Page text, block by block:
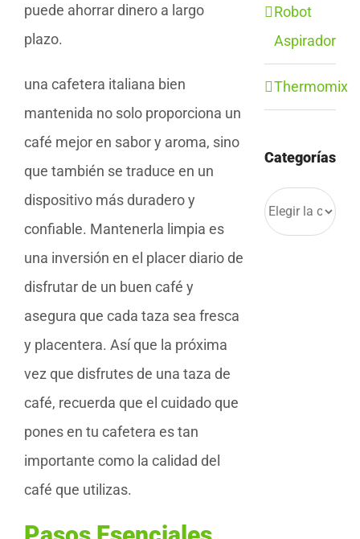
puede ahorrar dinero a largo
plazo.
una cafetera italiana bien
mantenida no solo proporciona un
café mejor en sabor y aroma, sino
que también se traduce en un
dispositivo más duradero y
confiable. Mantenerla limpia es
una inversión en el placer diario de
disfrutar de un buen café y
asegura que cada taza sea fresca
y placentera. Así que la próxima
vez que disfrutes de una taza de
café, recuerda que el cuidado que
pones en tu cafetera es tan
importante como la calidad del
café que utilizas.
Robot
Aspirador
Thermomix
Categorías
Categorías